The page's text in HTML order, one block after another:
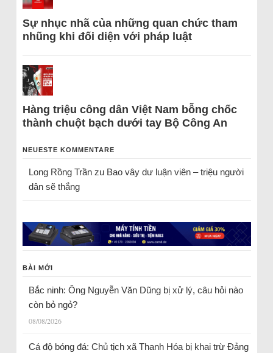
Sự nhục nhã của những quan chức tham
nhũng khi đối diện với pháp luật
Hàng triệu công dân Việt Nam bỗng chốc
thành chuột bạch dưới tay Bộ Công An
NEUESTE KOMMENTARE
Long Rồng Trầnzu Bao vây dư luận viên – triệu người
dân sẽ thắng
BÀI MỚI
Bắc ninh: Ông Nguyễn Văn Dũng bị xử lý, câu hỏi nào
còn bỏ ngỏ?
08/08/2026
Cá độ bóng đá: Chủ tịch xã Thanh Hóa bị khai trừ Đảng